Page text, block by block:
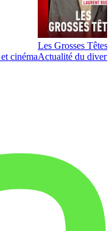
cinéma
Les Grosses Têtes
Actualité du